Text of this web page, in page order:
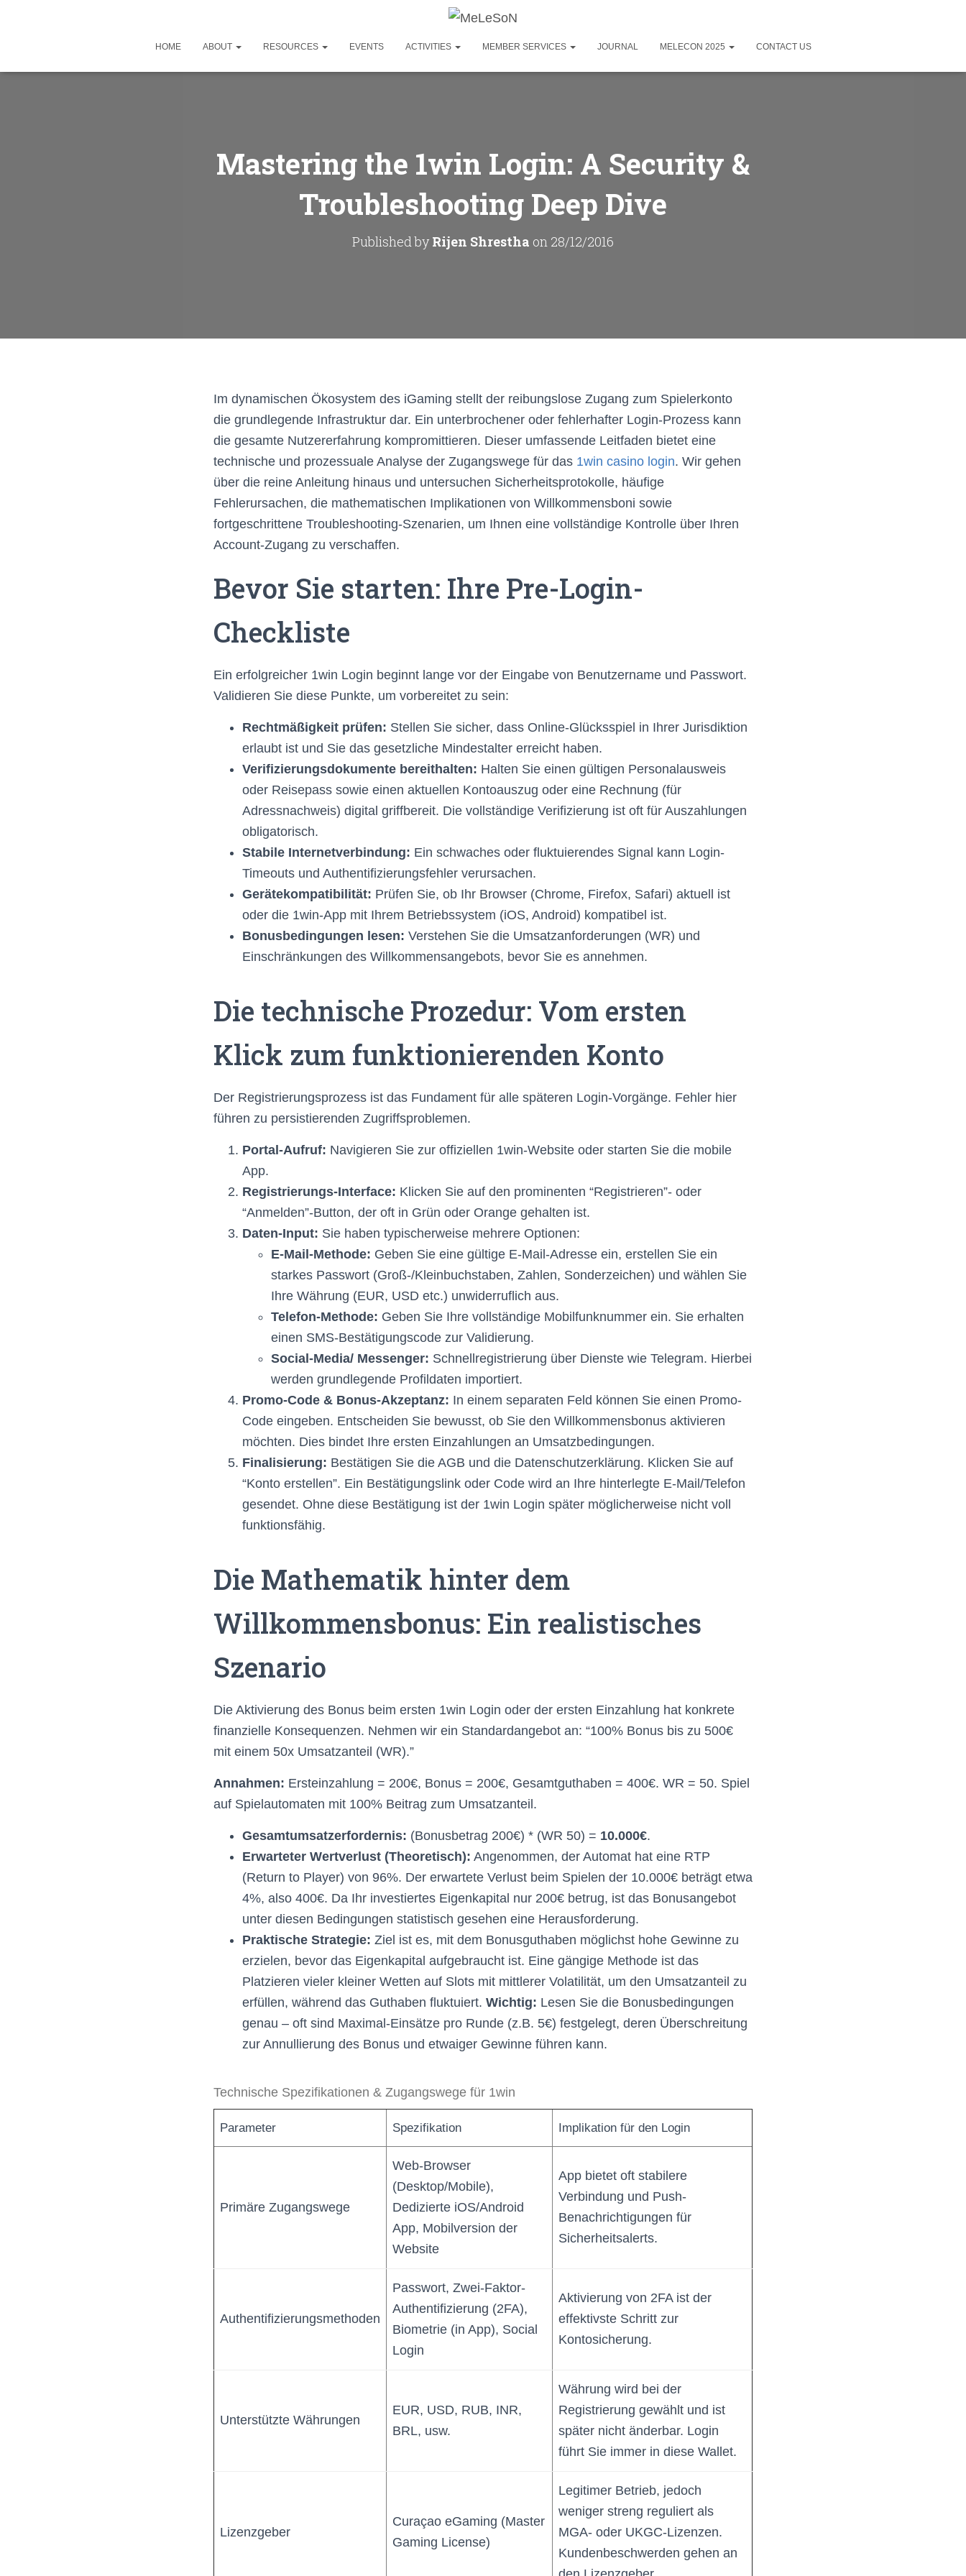
HOME ABOUT RESOURCES EVENTS ACTIVITIES MEMBER SERVICES JOURNAL MELECON 2025 CONTACT US
Mastering the 1win Login: A Security &
Troubleshooting Deep Dive
Published byRijen Shrestha on 28/12/2016
Im dynamischen Ökosystem des iGaming stellt der reibungslose Zugang zum Spielerkonto
die grundlegende Infrastruktur dar. Ein unterbrochener oder fehlerhafter Login-Prozess kann
die gesamte Nutzererfahrung kompromittieren. Dieser umfassende Leitfaden bietet eine
technische und prozessuale Analyse der Zugangswege für das 1win casino login. Wir gehen
über die reine Anleitung hinaus und untersuchen Sicherheitsprotokolle, häufige
Fehlerursachen, die mathematischen Implikationen von Willkommensboni sowie
fortgeschrittene Troubleshooting-Szenarien, um Ihnen eine vollständige Kontrolle über Ihren
Account-Zugang zu verschaffen.
Bevor Sie starten: Ihre Pre-Login-
Checkliste
Ein erfolgreicher 1win Login beginnt lange vor der Eingabe von Benutzername und Passwort.
Validieren Sie diese Punkte, um vorbereitet zu sein:
Rechtmäßigkeit prüfen: Stellen Sie sicher, dass Online-Glücksspiel in Ihrer Jurisdiktion
erlaubt ist und Sie das gesetzliche Mindestalter erreicht haben.
Verifizierungsdokumente bereithalten: Halten Sie einen gültigen Personalausweis
oder Reisepass sowie einen aktuellen Kontoauszug oder eine Rechnung (für
Adressnachweis) digital griffbereit. Die vollständige Verifizierung ist oft für Auszahlungen
obligatorisch.
Stabile Internetverbindung: Ein schwaches oder fluktuierendes Signal kann Login-
Timeouts und Authentifizierungsfehler verursachen.
Gerätekompatibilität: Prüfen Sie, ob Ihr Browser (Chrome, Firefox, Safari) aktuell ist
oder die 1win-App mit Ihrem Betriebssystem (iOS, Android) kompatibel ist.
Bonusbedingungen lesen: Verstehen Sie die Umsatzanforderungen (WR) und
Einschränkungen des Willkommensangebots, bevor Sie es annehmen.
Die technische Prozedur: Vom ersten
Klick zum funktionierenden Konto
Der Registrierungsprozess ist das Fundament für alle späteren Login-Vorgänge. Fehler hier
führen zu persistierenden Zugriffsproblemen.
Portal-Aufruf: Navigieren Sie zur offiziellen 1win-Website oder starten Sie die mobile
App.
Registrierungs-Interface: Klicken Sie auf den prominenten “Registrieren”- oder
“Anmelden”-Button, der oft in Grün oder Orange gehalten ist.
Daten-Input: Sie haben typischerweise mehrere Optionen:
E-Mail-Methode: Geben Sie eine gültige E-Mail-Adresse ein, erstellen Sie ein
starkes Passwort (Groß-/Kleinbuchstaben, Zahlen, Sonderzeichen) und wählen Sie
Ihre Währung (EUR, USD etc.) unwiderruflich aus.
Telefon-Methode: Geben Sie Ihre vollständige Mobilfunknummer ein. Sie erhalten
einen SMS-Bestätigungscode zur Validierung.
Social-Media/ Messenger: Schnellregistrierung über Dienste wie Telegram. Hierbei
werden grundlegende Profildaten importiert.
Promo-Code & Bonus-Akzeptanz: In einem separaten Feld können Sie einen Promo-
Code eingeben. Entscheiden Sie bewusst, ob Sie den Willkommensbonus aktivieren
möchten. Dies bindet Ihre ersten Einzahlungen an Umsatzbedingungen.
Finalisierung: Bestätigen Sie die AGB und die Datenschutzerklärung. Klicken Sie auf
“Konto erstellen”. Ein Bestätigungslink oder Code wird an Ihre hinterlegte E-Mail/Telefon
gesendet. Ohne diese Bestätigung ist der 1win Login später möglicherweise nicht voll
funktionsfähig.
Die Mathematik hinter dem
Willkommensbonus: Ein realistisches
Szenario
Die Aktivierung des Bonus beim ersten 1win Login oder der ersten Einzahlung hat konkrete
finanzielle Konsequenzen. Nehmen wir ein Standardangebot an: “100% Bonus bis zu 500€
mit einem 50x Umsatzanteil (WR).”
Annahmen: Ersteinzahlung = 200€, Bonus = 200€, Gesamtguthaben = 400€. WR = 50. Spiel
auf Spielautomaten mit 100% Beitrag zum Umsatzanteil.
Gesamtumsatzerfordernis: (Bonusbetrag 200€) * (WR 50) = 10.000€.
Erwarteter Wertverlust (Theoretisch): Angenommen, der Automat hat eine RTP
(Return to Player) von 96%. Der erwartete Verlust beim Spielen der 10.000€ beträgt etwa
4%, also 400€. Da Ihr investiertes Eigenkapital nur 200€ betrug, ist das Bonusangebot
unter diesen Bedingungen statistisch gesehen eine Herausforderung.
Praktische Strategie: Ziel ist es, mit dem Bonusguthaben möglichst hohe Gewinne zu
erzielen, bevor das Eigenkapital aufgebraucht ist. Eine gängige Methode ist das
Platzieren vieler kleiner Wetten auf Slots mit mittlerer Volatilität, um den Umsatzanteil zu
erfüllen, während das Guthaben fluktuiert. Wichtig: Lesen Sie die Bonusbedingungen
genau – oft sind Maximal-Einsätze pro Runde (z.B. 5€) festgelegt, deren Überschreitung
zur Annullierung des Bonus und etwaiger Gewinne führen kann.
Technische Spezifikationen & Zugangswege für 1win
Parameter Spezifikation Implikation für den Login
Primäre Zugangswege
Web-Browser
(Desktop/Mobile),
Dedizierte iOS/Android
App, Mobilversion der
Website
App bietet oft stabilere
Verbindung und Push-
Benachrichtigungen für
Sicherheitsalerts.
Authentifizierungsmethoden
Passwort, Zwei-Faktor-
Authentifizierung (2FA),
Biometrie (in App), Social
Login
Aktivierung von 2FA ist der
effektivste Schritt zur
Kontosicherung.
Unterstützte Währungen
EUR, USD, RUB, INR,
BRL, usw.
Währung wird bei der
Registrierung gewählt und ist
später nicht änderbar. Login
führt Sie immer in diese Wallet.
Lizenzgeber
Curaçao eGaming (Master
Gaming License)
Legitimer Betrieb, jedoch
weniger streng reguliert als
MGA- oder UKGC-Lizenzen.
Kundenbeschwerden gehen an